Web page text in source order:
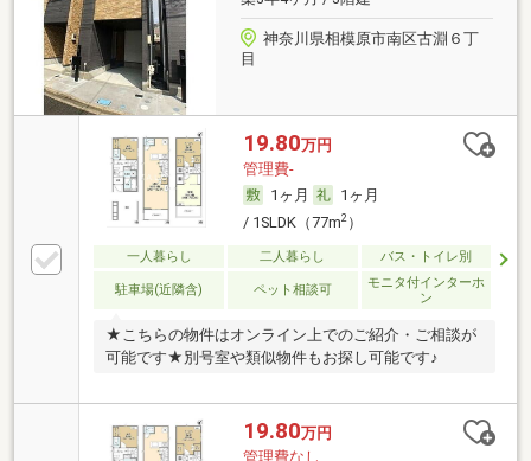
神奈川県相模原市南区古淵６丁
目
19.80万円
管理費-
1ヶ月
1ヶ月
/ 1SLDK（77m2）
一人暮らし 二人暮らし バス・トイレ別
駐車場(近隣含) ペット相談可
モニタ付インターホ
ン
★こちらの物件はオンライン上でのご紹介・ご相談が
可能です★別号室や類似物件もお探し可能です♪
19.80万円
管理費なし